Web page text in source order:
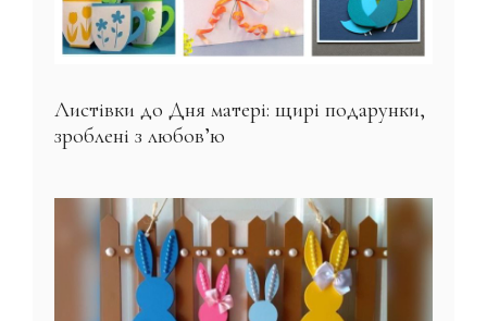
Листівки до Дня матері: щирі подарунки,
зроблені з любов’ю